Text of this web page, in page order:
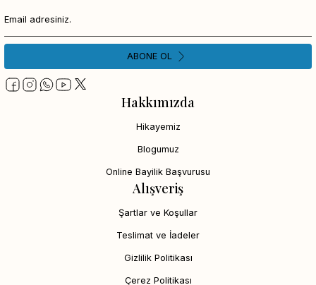
Hakkımızda
Hikayemiz
Blogumuz
Online Bayilik Başvurusu
Alışveriş
Şartlar ve Koşullar
Teslimat ve İadeler
Gizlilik Politikası
Çerez Politikası
ABONE OL